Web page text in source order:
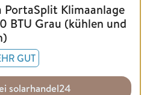
PortaSplit Klimaanlage
BTU Grau (kühlen und
GUT
solarhandel24